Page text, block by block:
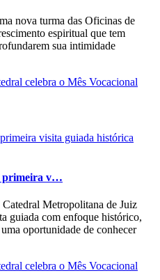
nova turma das Oficinas de
espiritual que tem
sua intimidade
celebra o Mês Vocacional
primeira v…
Metropolitana de Juiz
guiada com enfoque histórico,
oportunidade de conhecer
celebra o Mês Vocacional